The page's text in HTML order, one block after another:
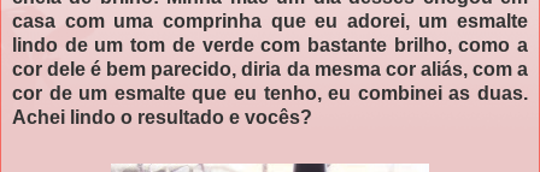
casa com uma comprinha que eu adorei, um esmalte
lindo de um tom de verde com bastante brilho, como a
cor dele é bem parecido, diria da mesma cor aliás, com a
cor de um esmalte que eu tenho, eu combinei as duas.
Achei lindo o resultado e vocês?